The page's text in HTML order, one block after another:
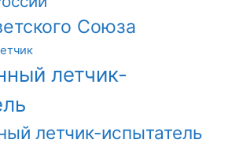
Союза
летчик-
летчик-испытатель